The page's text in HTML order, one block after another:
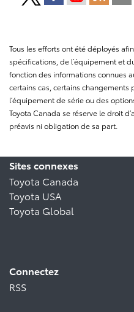
Tous les efforts ont été déployés
spécifications, de l’équipement et
fonction des informations connues
certains cas, certains
l’équipement de série ou des
Toyota Canada se réserve le droit
préavis ni obligation de sa part.
Sites connexes
Toyota Canada
Toyota USA
Toyota Global
Connectez
RSS